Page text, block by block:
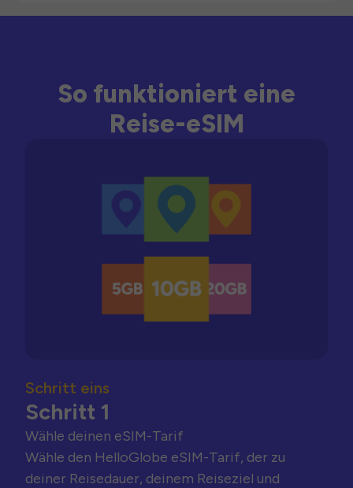
So funktioniert eine
Reise-eSIM
Schritt eins
Schritt 1
Wähle deinen eSIM-Tarif
Wähle den HelloGlobe eSIM-Tarif, der zu
deiner Reisedauer, deinem Reiseziel und